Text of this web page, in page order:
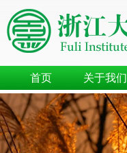
首页 关于我们